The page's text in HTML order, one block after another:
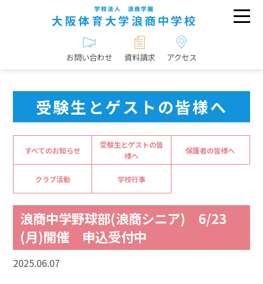
お問い合わせ 資料請求 アクセス
受験生とゲストの皆様へ
すべてのお知らせ
受験生とゲストの皆
様へ
保護者の皆様へ
クラブ活動 学校行事
浪商中学野球部(浪商シニア) 6/23
(月)開催 申込受付中
2025.06.07